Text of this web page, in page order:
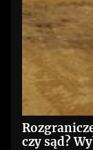
czy sąd?